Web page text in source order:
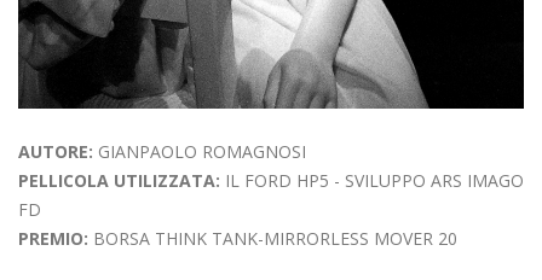
AUTORE: GIANPAOLO ROMAGNOSI
PELLICOLA UTILIZZATA: IL FORD HP5 - SVILUPPO ARS IMAGO
FD
PREMIO: BORSA THINK TANK-MIRRORLESS MOVER 20